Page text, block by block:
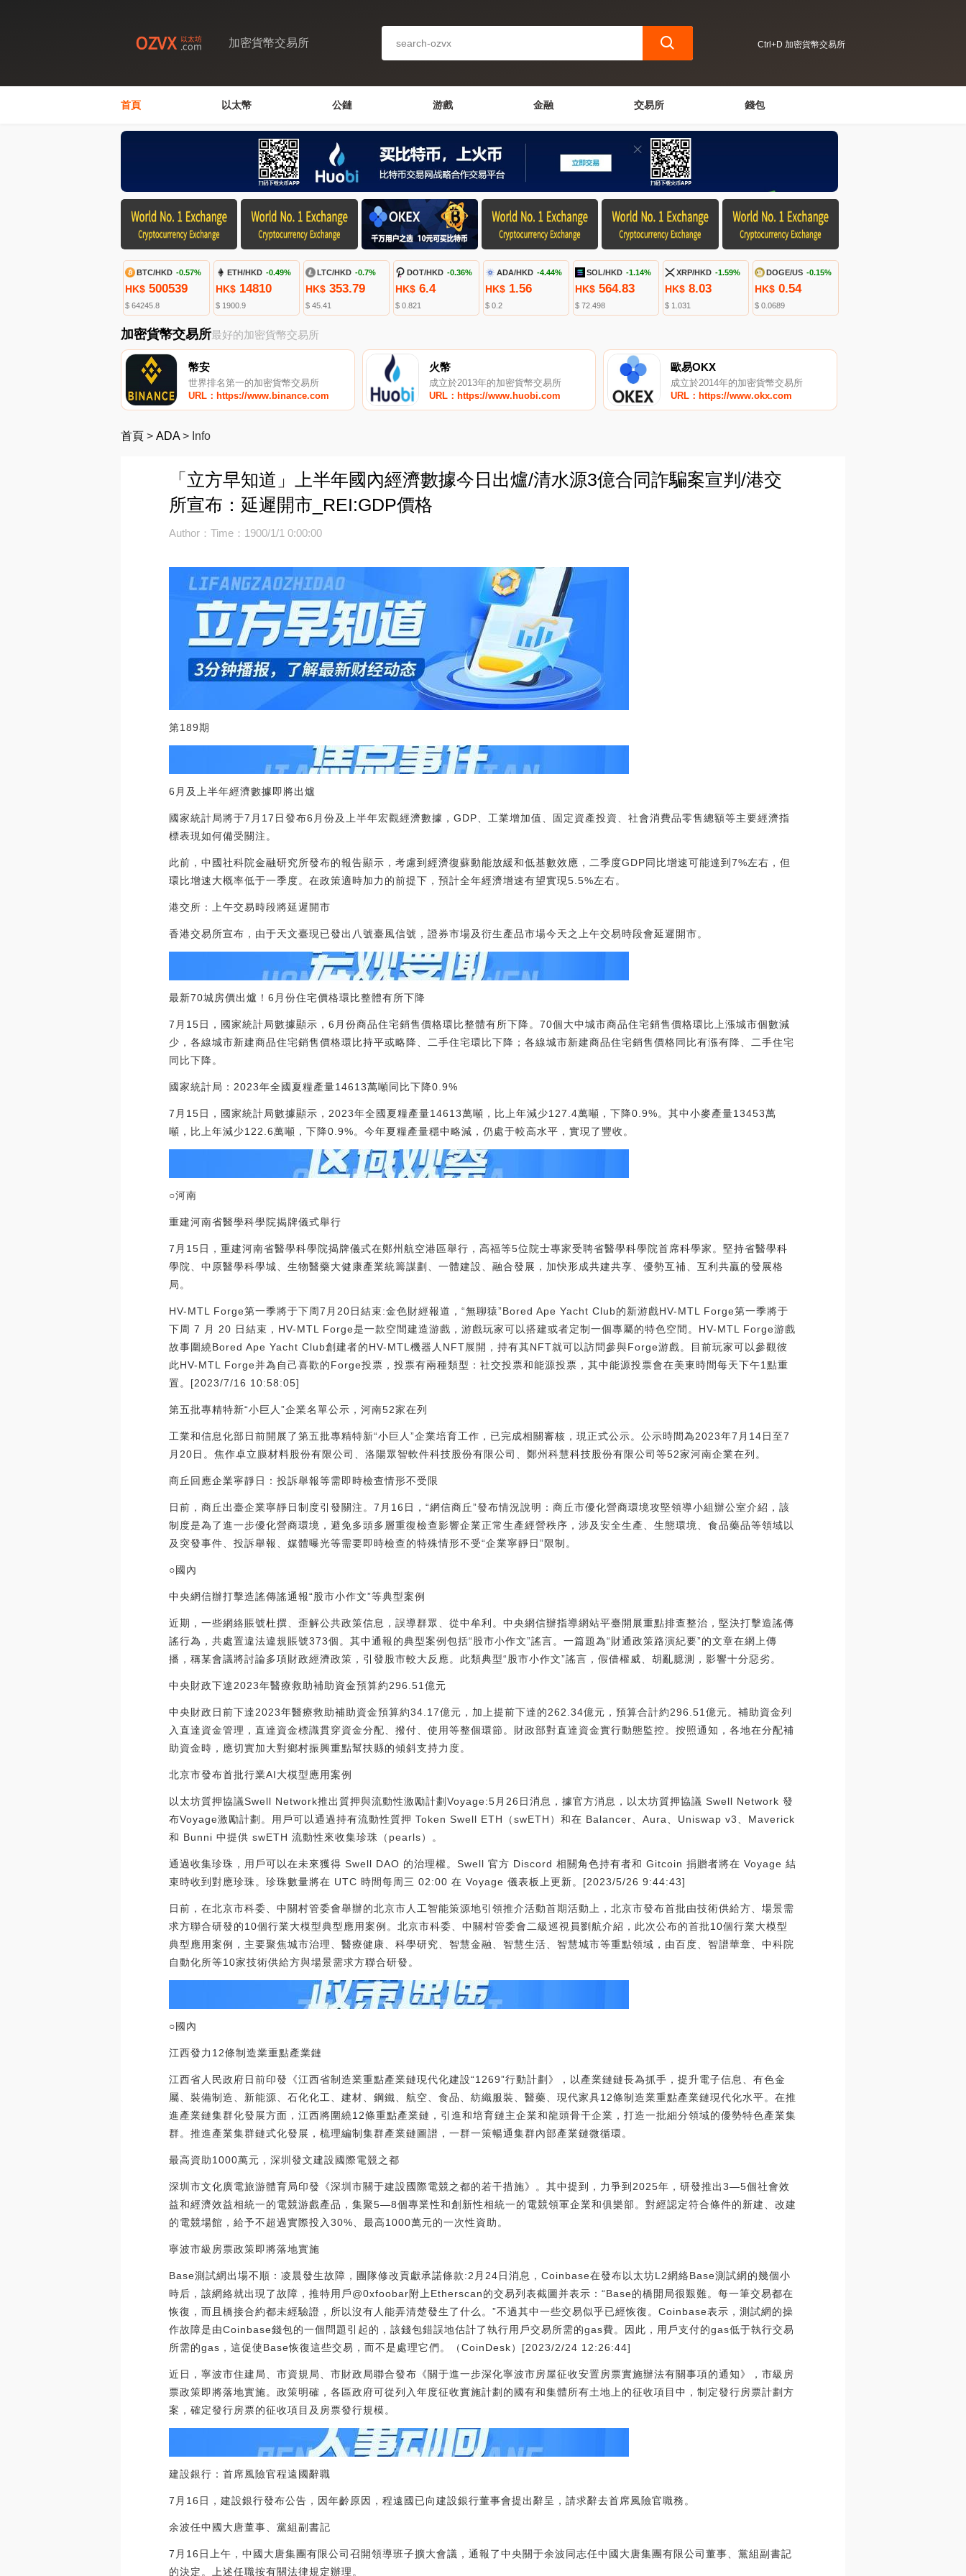
加密貨幣交易所 Ctrl+D 加密貨幣交易所
首頁 以太幣 公鏈 游戲 金融 交易所 錢包
BTC/HKD -0.57%
HK$ 500539
$ 64245.8
ETH/HKD -0.49%
HK$14810
$ 1900.9
LTC/HKD -0.7%
HK$353.79
$ 45.41
DOT/HKD -0.36%
HK$6.4
$ 0.821
ADA/HKD -4.44%
HK$1.56
$ 0.2
SOL/HKD -1.14%
HK$ 564.83
$ 72.498
XRP/HKD -1.59%
HK$ 8.03
$ 1.031
DOGE/US -0.15%
HK$ 0.54
$ 0.0689
加密貨幣交易所最好的加密貨幣交易所
幣安
世界排名第一的加密貨幣交易所
URL：https://www.binance.com
火幣
成立於2013年的加密貨幣交易所
URL：https://www.huobi.com
歐易OKX
成立於2014年的加密貨幣交易所
URL：https://www.okx.com
首頁 > ADA> Info
「立方早知道」上半年國內經濟數據今日出爐/清水源3億合同詐騙案宣判/港交
所宣布：延遲開市_REI:GDP價格
Author：Time：1900/1/1 0:00:00
第189期
6月及上半年經濟數據即將出爐
國家統計局將于7月17日發布6月份及上半年宏觀經濟數據，GDP、工業增加值、固定資產投資、社會消費品零售總額等主要經濟指
標表現如何備受關注。
此前，中國社科院金融研究所發布的報告顯示，考慮到經濟復蘇動能放緩和低基數效應，二季度GDP同比增速可能達到7%左右，但
環比增速大概率低于一季度。在政策適時加力的前提下，預計全年經濟增速有望實現5.5%左右。
港交所：上午交易時段將延遲開市
香港交易所宣布，由于天文臺現已發出八號臺風信號，證券市場及衍生產品市場今天之上午交易時段會延遲開市。
最新70城房價出爐！6月份住宅價格環比整體有所下降
7月15日，國家統計局數據顯示，6月份商品住宅銷售價格環比整體有所下降。70個大中城市商品住宅銷售價格環比上漲城市個數減
少，各線城市新建商品住宅銷售價格環比持平或略降、二手住宅環比下降；各線城市新建商品住宅銷售價格同比有漲有降、二手住宅
同比下降。
國家統計局：2023年全國夏糧產量14613萬噸同比下降0.9%
7月15日，國家統計局數據顯示，2023年全國夏糧產量14613萬噸，比上年減少127.4萬噸，下降0.9%。其中小麥產量13453萬
噸，比上年減少122.6萬噸，下降0.9%。今年夏糧產量穩中略減，仍處于較高水平，實現了豐收。
○河南
重建河南省醫學科學院揭牌儀式舉行
7月15日，重建河南省醫學科學院揭牌儀式在鄭州航空港區舉行，高福等5位院士專家受聘省醫學科學院首席科學家。堅持省醫學科
學院、中原醫學科學城、生物醫藥大健康產業統籌謀劃、一體建設、融合發展，加快形成共建共享、優勢互補、互利共贏的發展格
局。
HV-MTL Forge第一季將于下周7月20日結束:金色財經報道，“無聊猿”Bored Ape Yacht Club的新游戲HV-MTL Forge第一季將于
下周 7 月 20 日結束，HV-MTL Forge是一款空間建造游戲，游戲玩家可以搭建或者定制一個專屬的特色空間。HV-MTL Forge游戲
故事圍繞Bored Ape Yacht Club創建者的HV-MTL機器人NFT展開，持有其NFT就可以訪問參與Forge游戲。目前玩家可以參觀彼
此HV-MTL Forge并為自己喜歡的Forge投票，投票有兩種類型：社交投票和能源投票，其中能源投票會在美東時間每天下午1點重
置。[2023/7/16 10:58:05]
第五批專精特新“小巨人”企業名單公示，河南52家在列
工業和信息化部日前開展了第五批專精特新“小巨人”企業培育工作，已完成相關審核，現正式公示。公示時間為2023年7月14日至7
月20日。焦作卓立膜材料股份有限公司、洛陽眾智軟件科技股份有限公司、鄭州科慧科技股份有限公司等52家河南企業在列。
商丘回應企業寧靜日：投訴舉報等需即時檢查情形不受限
日前，商丘出臺企業寧靜日制度引發關注。7月16日，“網信商丘”發布情況說明：商丘市優化營商環境攻堅領導小組辦公室介紹，該
制度是為了進一步優化營商環境，避免多頭多層重復檢查影響企業正常生產經營秩序，涉及安全生產、生態環境、食品藥品等領域以
及突發事件、投訴舉報、媒體曝光等需要即時檢查的特殊情形不受“企業寧靜日”限制。
○國內
中央網信辦打擊造謠傳謠通報“股市小作文”等典型案例
近期，一些網絡賬號杜撰、歪解公共政策信息，誤導群眾、從中牟利。中央網信辦指導網站平臺開展重點排查整治，堅決打擊造謠傳
謠行為，共處置違法違規賬號373個。其中通報的典型案例包括“股市小作文”謠言。一篇題為“財通政策路演紀要”的文章在網上傳
播，稱某會議將討論多項財政經濟政策，引發股市較大反應。此類典型“股市小作文”謠言，假借權威、胡亂臆測，影響十分惡劣。
中央財政下達2023年醫療救助補助資金預算約296.51億元
中央財政日前下達2023年醫療救助補助資金預算約34.17億元，加上提前下達的262.34億元，預算合計約296.51億元。補助資金列
入直達資金管理，直達資金標識貫穿資金分配、撥付、使用等整個環節。財政部對直達資金實行動態監控。按照通知，各地在分配補
助資金時，應切實加大對鄉村振興重點幫扶縣的傾斜支持力度。
北京市發布首批行業AI大模型應用案例
以太坊質押協議Swell Network推出質押與流動性激勵計劃Voyage:5月26日消息，據官方消息，以太坊質押協議 Swell Network 發
布Voyage激勵計劃。用戶可以通過持有流動性質押 Token Swell ETH（swETH）和在 Balancer、Aura、Uniswap v3、Maverick
和 Bunni 中提供 swETH 流動性來收集珍珠（pearls）。
通過收集珍珠，用戶可以在未來獲得 Swell DAO 的治理權。Swell 官方 Discord 相關角色持有者和 Gitcoin 捐贈者將在 Voyage 結
束時收到對應珍珠。珍珠數量將在 UTC 時間每周三 02:00 在 Voyage 儀表板上更新。[2023/5/26 9:44:43]
日前，在北京市科委、中關村管委會舉辦的北京市人工智能策源地引領推介活動首期活動上，北京市發布首批由技術供給方、場景需
求方聯合研發的10個行業大模型典型應用案例。北京市科委、中關村管委會二級巡視員劉航介紹，此次公布的首批10個行業大模型
典型應用案例，主要聚焦城市治理、醫療健康、科學研究、智慧金融、智慧生活、智慧城市等重點領域，由百度、智譜華章、中科院
自動化所等10家技術供給方與場景需求方聯合研發。
○國內
江西發力12條制造業重點產業鏈
江西省人民政府日前印發《江西省制造業重點產業鏈現代化建設“1269”行動計劃》，以產業鏈鏈長為抓手，提升電子信息、有色金
屬、裝備制造、新能源、石化化工、建材、鋼鐵、航空、食品、紡織服裝、醫藥、現代家具12條制造業重點產業鏈現代化水平。在推
進產業鏈集群化發展方面，江西將圍繞12條重點產業鏈，引進和培育鏈主企業和龍頭骨干企業，打造一批細分領域的優勢特色產業集
群。推進產業集群鏈式化發展，梳理編制集群產業鏈圖譜，一群一策暢通集群內部產業鏈微循環。
最高資助1000萬元，深圳發文建設國際電競之都
深圳市文化廣電旅游體育局印發《深圳市關于建設國際電競之都的若干措施》。其中提到，力爭到2025年，研發推出3—5個社會效
益和經濟效益相統一的電競游戲產品，集聚5—8個專業性和創新性相統一的電競領軍企業和俱樂部。對經認定符合條件的新建、改建
的電競場館，給予不超過實際投入30%、最高1000萬元的一次性資助。
寧波市級房票政策即將落地實施
Base測試網出場不順：凌晨發生故障，團隊修改貢獻承諾條款:2月24日消息，Coinbase在發布以太坊L2網絡Base測試網的幾個小
時后，該網絡就出現了故障，推特用戶@0xfoobar附上Etherscan的交易列表截圖并表示：“Base的橋開局很艱難。每一筆交易都在
恢復，而且橋接合約都未經驗證，所以沒有人能弄清楚發生了什么。”不過其中一些交易似乎已經恢復。Coinbase表示，測試網的操
作故障是由Coinbase錢包的一個問題引起的，該錢包錯誤地估計了執行用戶交易所需的gas費。因此，用戶支付的gas低于執行交易
所需的gas，這促使Base恢復這些交易，而不是處理它們。（CoinDesk）[2023/2/24 12:26:44]
近日，寧波市住建局、市資規局、市財政局聯合發布《關于進一步深化寧波市房屋征收安置房票實施辦法有關事項的通知》，市級房
票政策即將落地實施。政策明確，各區政府可從列入年度征收實施計劃的國有和集體所有土地上的征收項目中，制定發行房票計劃方
案，確定發行房票的征收項目及房票發行規模。
建設銀行：首席風險官程遠國辭職
7月16日，建設銀行發布公告，因年齡原因，程遠國已向建設銀行董事會提出辭呈，請求辭去首席風險官職務。
余波任中國大唐董事、黨組副書記
7月16日上午，中國大唐集團有限公司召開領導班子擴大會議，通報了中央關于余波同志任中國大唐集團有限公司董事、黨組副書記
的決定。上述任職按有關法律規定辦理。